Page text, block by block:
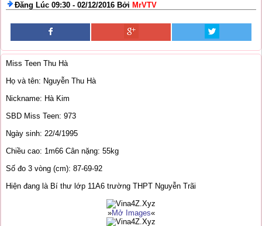
Đăng Lúc 09:30 - 02/12/2016 Bởi MrVTV
Miss Teen Thu Hà
Họ và tên: Nguyễn Thu Hà
Nickname: Hà Kim
SBD Miss Teen: 973
Ngày sinh: 22/4/1995
Chiều cao: 1m66 Cân nặng: 55kg
Số đo 3 vòng (cm): 87-69-92
Hiện đang là Bí thư lớp 11A6 trường THPT Nguyễn Trãi
»Mở Images«